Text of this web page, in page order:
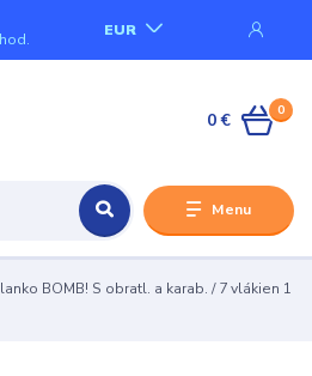
Menu
EUR
0
0 €
BOMB! S obratl. a karab. / 7 vlákien 1